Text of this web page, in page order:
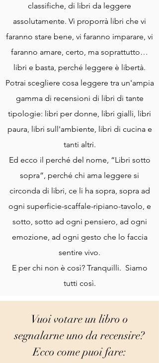
classifiche, di libri da leggere
assolutamente. Vi proporrà libri che vi
faranno stare bene, vi faranno imparare, vi
faranno amare, certo, ma soprattutto…
libri e basta, perché leggere è libertà.
Potrai scegliere cosa leggere tra un'ampia
gamma di recensioni di libri di tante
tipologie: libri per donne, libri gialli, libri
paura, libri sull'ambiente, libri di cucina e
tanti altri.
Ed ecco il perché del nome, “Libri sotto
sopra”, perché chi ama leggere si
circonda di libri, ce li ha sopra, sopra ad
ogni superficie-scaffale-ripiano-tavolo, e
sotto, sotto ad ogni pensiero, ad ogni
emozione, ad ogni gesto che lo faccia
sentire vivo.
E per chi non è così? Tranquilli. Siamo
tutti così.
Vuoi votare un libro o
segnalarne uno da recensire?
Ecco come puoi fare: